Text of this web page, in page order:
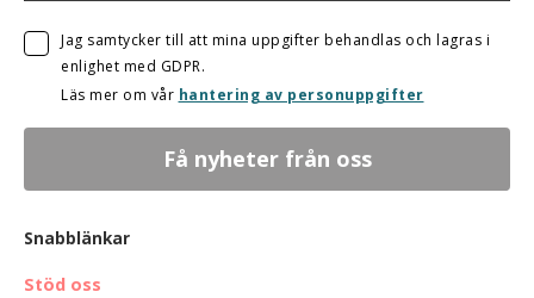
Jag samtycker till att mina uppgifter behandlas och lagras i
enlighet med GDPR.
Läs mer om vår hantering av personuppgifter
Snabblänkar
Stöd oss